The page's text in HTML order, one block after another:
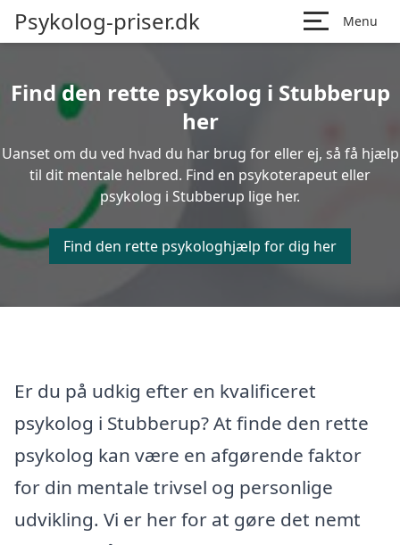
Psykolog-priser.dk Menu
Find den rette psykolog i Stubberup
her
Uanset om du ved hvad du har brug for eller ej, så få hjælp
til dit mentale helbred. Find en psykoterapeut eller
psykolog i Stubberup lige her.
Find den rette psykologhjælp for dig her
Er du på udkig efter en kvalificeret
psykolog i Stubberup? At finde den rette
psykolog kan være en afgørende faktor
for din mentale trivsel og personlige
udvikling. Vi er her for at gøre det nemt